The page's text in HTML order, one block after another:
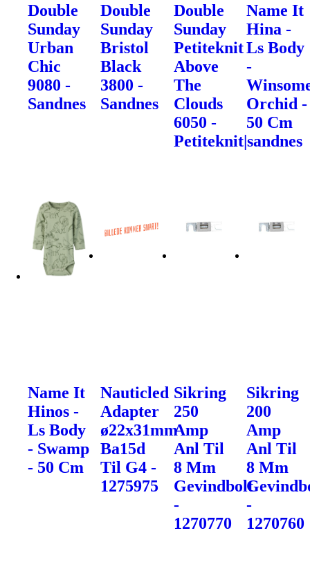
Double
Sunday
Urban
Chic
9080 -
Sandnes
Double
Sunday
Bristol
Black
3800 -
Sandnes
Double
Sunday
Petiteknit
Above
The
Clouds
6050 -
Petiteknit|sandnes
Name It
Hina -
Ls Body
-
Orchid -
50 Cm
Name It
Hinos -
Ls Body
- Swamp
- 50 Cm
Nauticled
Adapter
ø22x31mm
Ba15d
Til G4 -
1275975
Sikring
250
Amp
Anl Til
8 Mm
Gevindbolt
-
1270770
Sikring
200
Amp
Anl Til
8 Mm
-
1270760